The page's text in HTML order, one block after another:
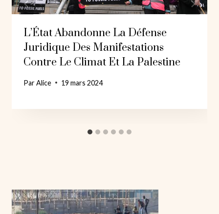
L’État Abandonne La Défense
Juridique Des Manifestations
Contre Le Climat Et La Palestine
ParAlice 19 mars 2024